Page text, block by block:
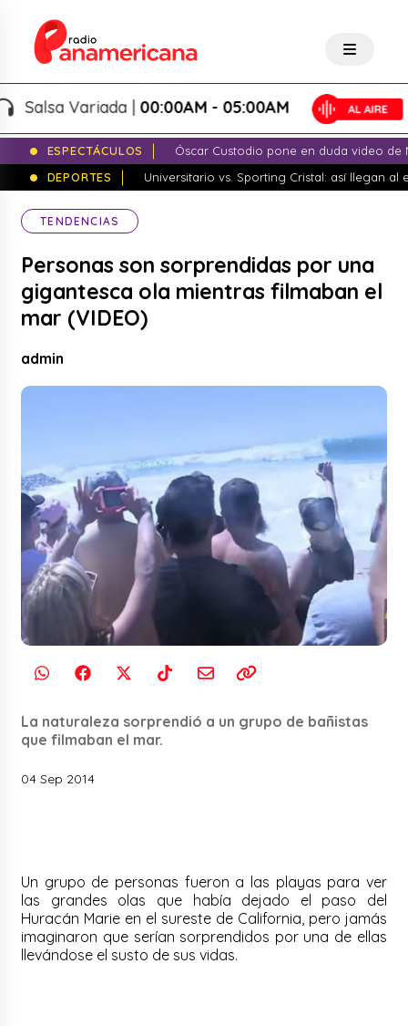
Variada |00:00AM - 05:00AM
ESPECTÁCULOS
Óscar Custodio pone en duda video de
DEPORTES
Universitario vs. Sporting Cristal: así llegan al
TENDENCIAS
Personas son sorprendidas por una
gigantesca ola mientras filmaban el
mar (VIDEO)
admin
La naturaleza sorprendió a un grupo de bañistas
que filmaban el mar.
04 Sep 2014
Un grupo de personas fueron a las playas para ver
las grandes olas que había dejado el paso del
Huracán Marie en el sureste de California, pero jamás
imaginaron que serían sorprendidos por una de ellas
llevándose el susto de sus vidas.